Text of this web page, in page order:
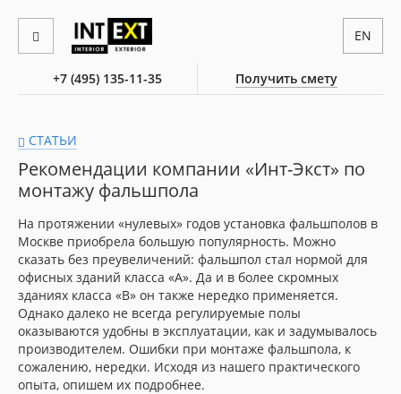
+7 (495) 135-11-35 Получить смету
EN
СТАТЬИ
Рекомендации компании «Инт-Экст» по
монтажу фальшпола
На протяжении «нулевых» годов установка фальшполов в
Москве приобрела большую популярность. Можно
сказать без преувеличений: фальшпол стал нормой для
офисных зданий класса «А». Да и в более скромных
зданиях класса «B» он также нередко применяется.
Однако далеко не всегда регулируемые полы
оказываются удобны в эксплуатации, как и задумывалось
производителем. Ошибки при монтаже фальшпола, к
сожалению, нередки. Исходя из нашего практического
опыта, опишем их подробнее.